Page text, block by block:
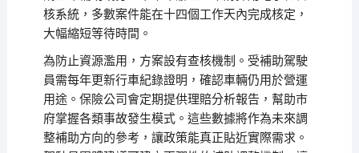
核系統，多數案件能在十四個工作天內完成核定，
大幅縮短等待時間。
為防止資源濫用，方案設有查核機制。受補助駕駛
員需每年更新行車紀錄證明，確認車輛仍用於營運
用途。保險公司會定期提供理賠分析報告，幫助市
府掌握各類事故發生模式。這些數據將作為未來調
整補助方向的參考，讓政策能真正貼近實際需求。